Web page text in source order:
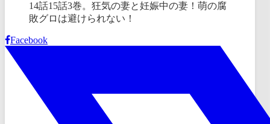
Facebook